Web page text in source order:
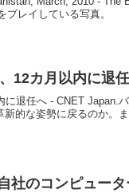
レイしている写真。
12カ月以内に退
退任へ - CNET Japan.
的な姿勢に戻るのか。
社のコンピュー